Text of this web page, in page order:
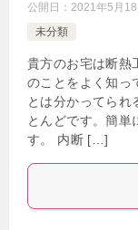
公開日： 2021年5月18
未分類
貴方のお宅は断熱
のことをよく知っ
とは分かってられ
とんどです。簡単
す。 内断 […]